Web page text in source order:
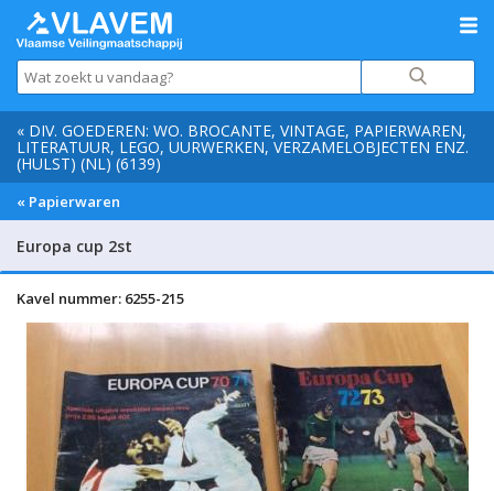
« DIV. GOEDEREN: WO. BROCANTE, VINTAGE, PAPIERWAREN,
LITERATUUR, LEGO, UURWERKEN, VERZAMELOBJECTEN ENZ.
(HULST) (NL) (6139)
« Papierwaren
Europa cup 2st
Kavel nummer: 6255-215